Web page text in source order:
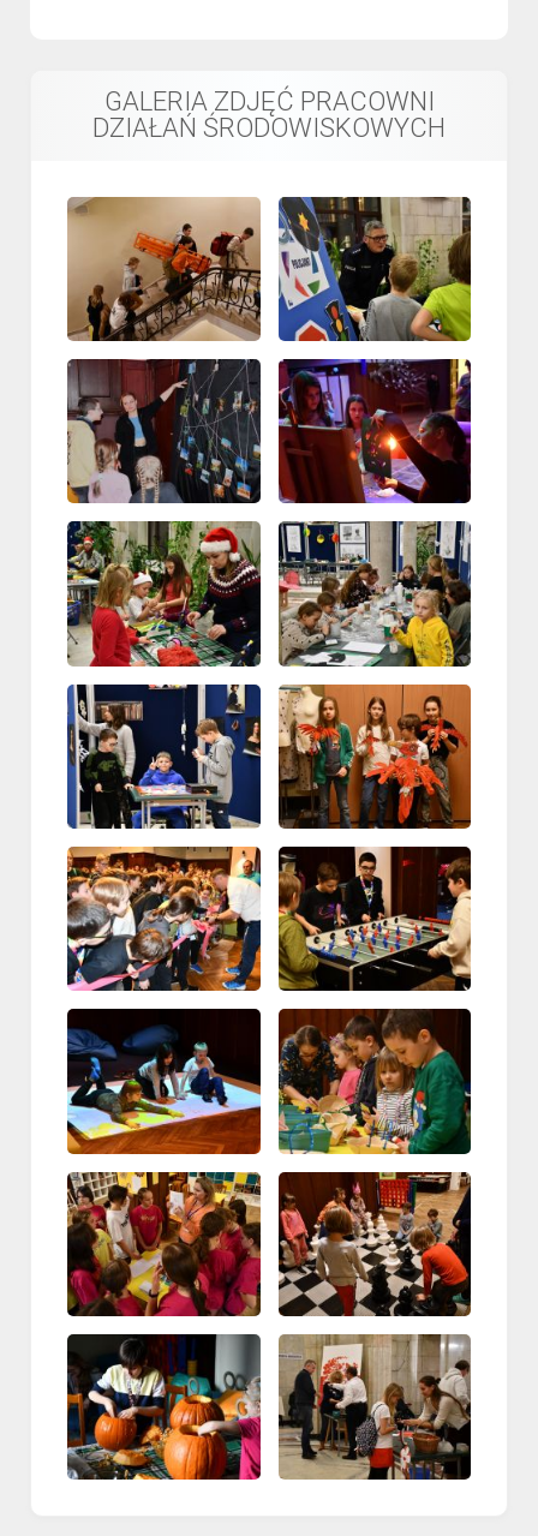
GALERIA ZDJĘĆ PRACOWNI
DZIAŁAŃ ŚRODOWISKOWYCH